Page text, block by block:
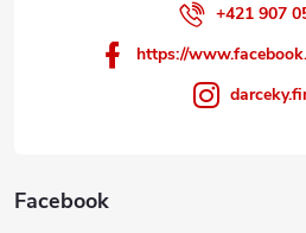
+421 907
https://
Facebook